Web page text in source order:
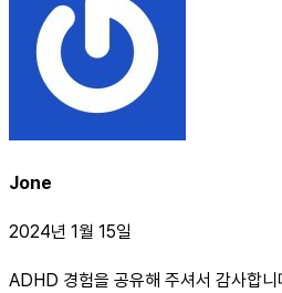
Jone
2024년 1월 15일
ADHD 경험을 공유해 주셔서 감사합